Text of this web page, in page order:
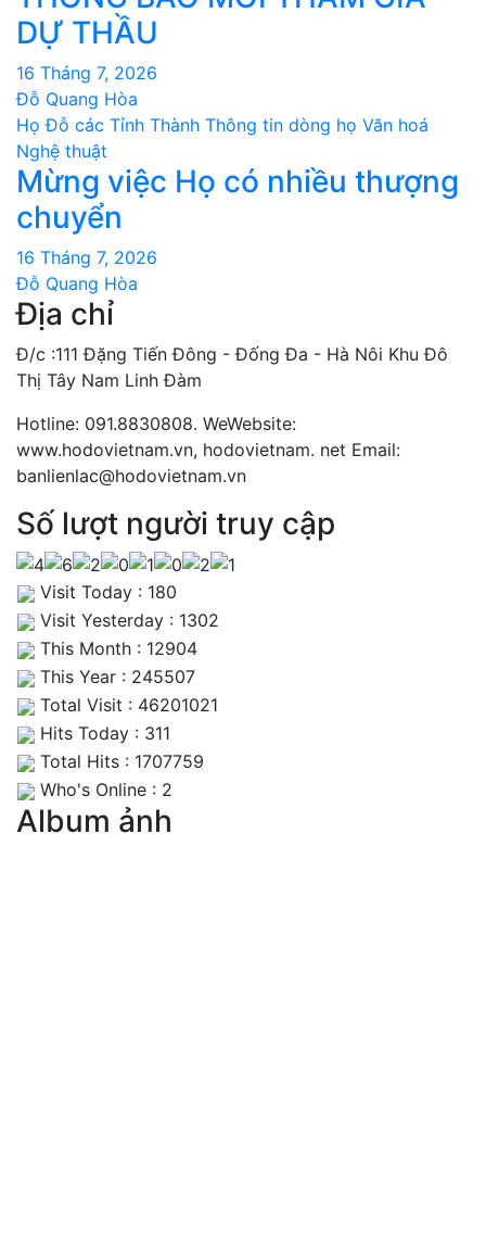
DỰ THẦU
16 Tháng 7, 2026
Đỗ Quang Hòa
Họ Đỗ các Tỉnh Thành Thông tin dòng họ Văn hoá
Nghệ thuật
Mừng việc Họ có nhiều thượng
chuyển
16 Tháng 7, 2026
Đỗ Quang Hòa
Địa chỉ
Đ/c :111 Đặng Tiến Đông - Đống Đa - Hà Nôi Khu Đô
Thị Tây Nam Linh Đàm
Hotline: 091.8830808. WeWebsite:
www.hodovietnam.vn, hodovietnam. net Email:
banlienlac@hodovietnam.vn
Số lượt người truy cập
Visit Today : 180
Visit Yesterday : 1302
This Month : 12904
This Year : 245507
Total Visit : 46201021
Hits Today : 311
Total Hits : 1707759
Who's Online : 2
Album ảnh